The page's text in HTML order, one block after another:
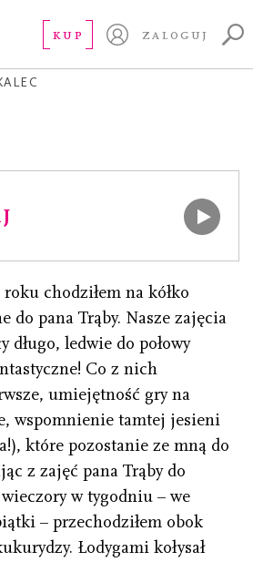
KUP ZALOGUJ
roku chodziłem na kółko
do pana Trąby. Nasze zajęcia
długo, ledwie do połowy
Co z nich
umiejętność gry na
wspomnienie tamtej jesieni
które pozostanie ze mną do
z zajęć pana Trąby do
w tygodniu – we
– przechodziłem obok
Łodygami kołysał